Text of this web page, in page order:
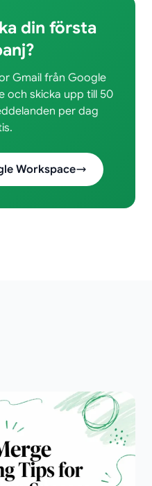
din första
Gmail från Google
och skicka upp till 50
per dag
Workspace